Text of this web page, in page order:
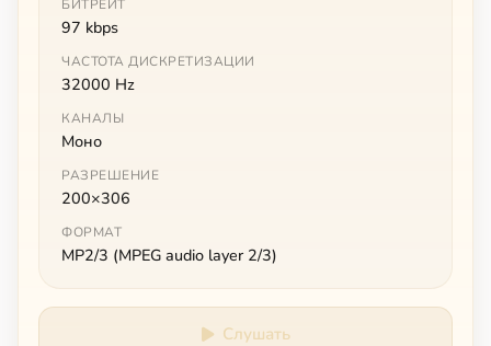
БИТРЕЙТ
97 kbps
ЧАСТОТА ДИСКРЕТИЗАЦИИ
32000 Hz
КАНАЛЫ
Моно
РАЗРЕШЕНИЕ
200×306
ФОРМАТ
MP2/3 (MPEG audio layer 2/3)
Слушать